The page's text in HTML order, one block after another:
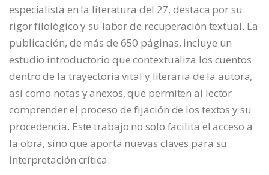
especialista en la literatura del 27, destaca por su
rigor filológico y su labor de recuperación textual. La
publicación, de más de 650 páginas, incluye un
estudio introductorio que contextualiza los cuentos
dentro de la trayectoria vital y literaria de la autora,
así como notas y anexos, que permiten al lector
comprender el proceso de fijación de los textos y su
procedencia. Este trabajo no solo facilita el acceso a
la obra, sino que aporta nuevas claves para su
interpretación crítica.